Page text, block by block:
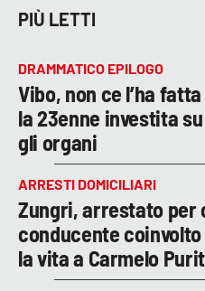
PIÙ LETTI
DRAMMATICO EPILOGO
Vibo, non ce l’ha
la 23enne investita
gli organi
ARRESTI DOMICILIARI
Zungri, arrestato per
conducente
la vita a Carmelo